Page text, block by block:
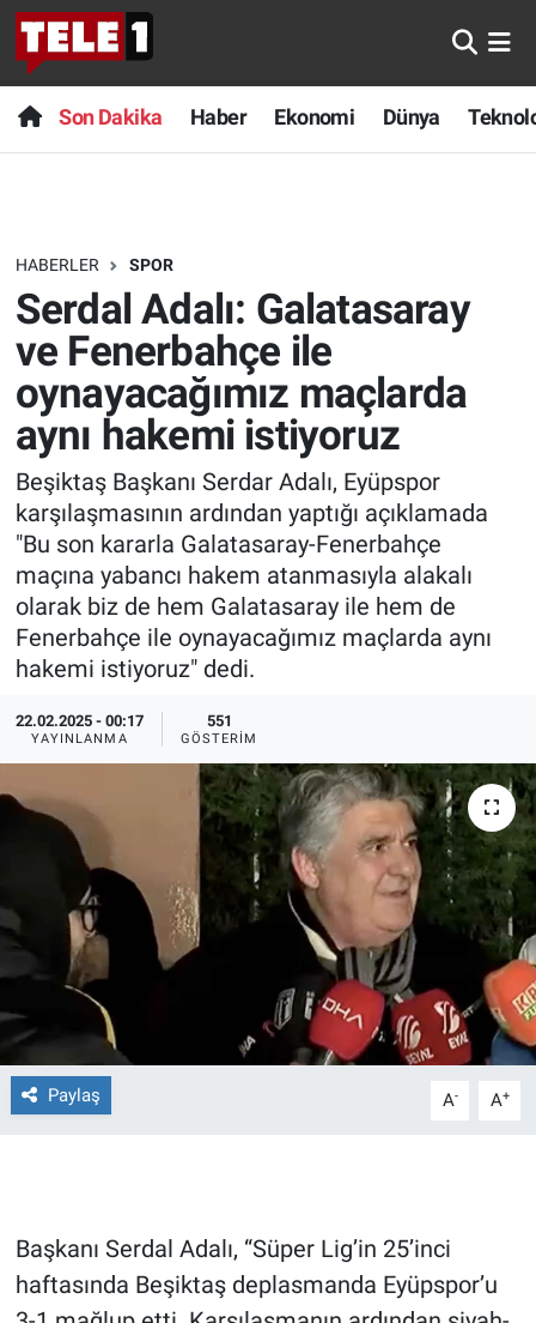
Son Dakika Haber Ekonomi Dünya
HABERLER SPOR
Serdal Adalı: Galatasaray
ve Fenerbahçe ile
oynayacağımız maçlarda
aynı hakemi istiyoruz
Beşiktaş Başkanı Serdar Adalı, Eyüpspor
karşılaşmasının ardından yaptığı açıklamada
"Bu son kararla Galatasaray-Fenerbahçe
maçına yabancı hakem atanmasıyla alakalı
olarak biz de hem Galatasaray ile hem de
Fenerbahçe ile oynayacağımız maçlarda aynı
hakemi istiyoruz" dedi.
22.02.2025 - 00:17
YAYINLANMA
551
GÖSTERIM
Paylaş A- A+
Başkanı Serdal Adalı, “Süper Lig’in 25’inci
haftasında Beşiktaş deplasmanda Eyüpspor’u
Anında Manşet
Başka Sohbetler
Bilim turu
Bilim ve Teknoloji Evreni
Doğa Konuşuyor
Ege Saati
Ege'den Esintiler
Eğitim
Ekonomi
Forum
Gerçeğin İzinde
Gün Başlıyor
Gün Bitiyor
Gün Ortası
Haber
İlan
Son Dakika
Haber
Dünya
Teknoloji
Sağlık
Yayın Akışı
İletişim
Nöbetçi Eczaneler
Hava Durumu
Trafik Durumu
Süper Lig Puan Durumu ve Fikstür
Tüm Manşetler
Son Dakika Haberleri
Haber Arşivi